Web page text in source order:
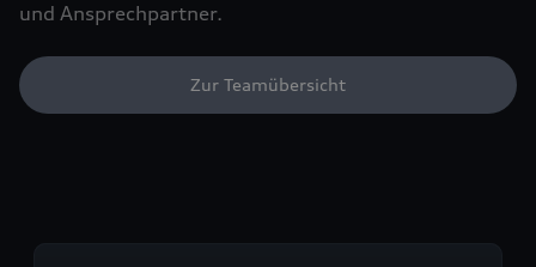
und Ansprechpartner.
Zur Teamübersicht